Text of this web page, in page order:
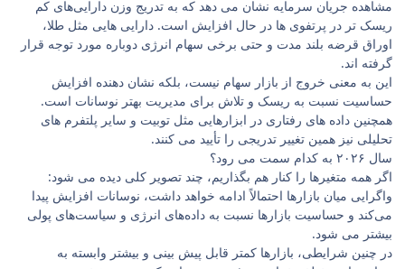
مشاهده جریان سرمایه نشان می ‌دهد که به‌ تدریج وزن دارایی‌های کم
‌ریسک‌ تر در پرتفوی ‌ها در حال افزایش است. دارایی ‌هایی مثل طلا،
اوراق قرضه بلند مدت و حتی برخی سهام انرژی دوباره مورد توجه قرار
گرفته ‌اند.
این به معنی خروج از بازار سهام نیست، بلکه نشان ‌دهنده افزایش
حساسیت نسبت به ریسک و تلاش برای مدیریت بهتر نوسانات است.
همچنین داده ‌های رفتاری در ابزارهایی مثل توبیت و سایر پلتفرم‌ های
تحلیلی نیز همین تغییر تدریجی را تأیید می‌ کنند.
سال ۲۰۲۶ به کدام سمت می ‌رود؟
اگر همه متغیرها را کنار هم بگذاریم، چند تصویر کلی دیده می‌ شود:
واگرایی میان بازارها احتمالاً ادامه خواهد داشت، نوسانات افزایش پیدا
می‌کند و حساسیت بازارها نسبت به داده‌های انرژی و سیاست‌های پولی
بیشتر می ‌شود.
در چنین شرایطی، بازارها کمتر قابل پیش ‌بینی و بیشتر وابسته به